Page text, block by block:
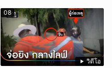
วิดีโอ
08